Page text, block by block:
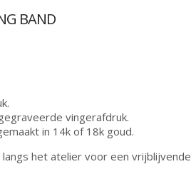
BAND
vingerafdruk.
in 14k of 18k goud.
langs het atelier voor een vrijblijvende